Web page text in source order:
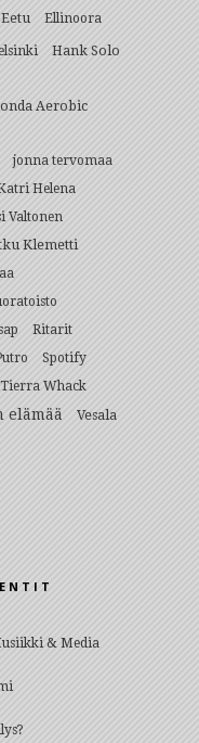
Eetu Ellinoora
Hank Solo
Aerobic
jonna tervomaa
Helena
Valtonen
Klemetti
Ritarit
Spotify
Tierra Whack
elämää Vesala
& Media